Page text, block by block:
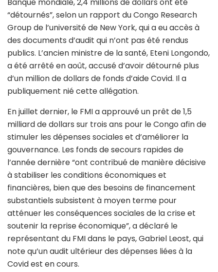
Banque mondiale, 2,4 millions de dollars ont été
“détournés”, selon un rapport du Congo Research
Group de l’université de New York, qui a eu accès à
des documents d’audit qui n’ont pas été rendus
publics. L’ancien ministre de la santé, Eteni Longondo,
a été arrêté en août, accusé d’avoir détourné plus
d’un million de dollars de fonds d’aide Covid. Il a
publiquement nié cette allégation.
En juillet dernier, le FMI a approuvé un prêt de 1,5
milliard de dollars sur trois ans pour le Congo afin de
stimuler les dépenses sociales et d’améliorer la
gouvernance. Les fonds de secours rapides de
l’année dernière “ont contribué de manière décisive
à stabiliser les conditions économiques et
financières, bien que des besoins de financement
substantiels subsistent à moyen terme pour
atténuer les conséquences sociales de la crise et
soutenir la reprise économique”, a déclaré le
représentant du FMI dans le pays, Gabriel Leost, qui
note qu’un audit ultérieur des dépenses liées à la
Covid est en cours.